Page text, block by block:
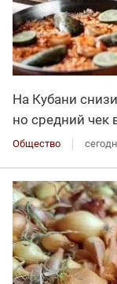
На Кубани
но средний чек
Общество